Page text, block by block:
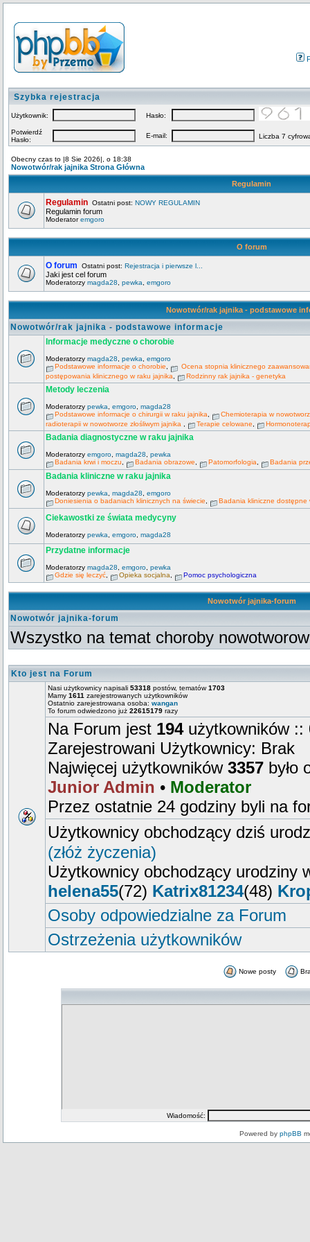
Szybka rejestracja
Użytkownik: Hasło:
Potwierdź
Hasło:
E-mail: Liczba 7
Obecny czas to |8 Sie 2026|, o 18:38
Nowotwór/rak jajnika Strona Główna
Regulamin
Regulamin Ostatni post: NOWY REGULAMIN
Regulamin forum
Moderatoremgoro
O forum
O forum Ostatni post: Rejestracja i pierwsze l...
Jaki jest cel forum
Moderatorzy magda28 pewka emgoro
Nowotwór/rak jajnika - podstawowe
Nowotwór/rak jajnika - podstawowe informacje
Informacje medyczne o chorobie
Moderatorzy magda28 pewka
emgoro
Podstawowe informacje o chorobie
Ocena stopnia klinicznego
postępowania klinicznego w raku jajnika
Rodzinny rak jajnika - genetyka
Metody leczenia
Moderatorzy pewka emgoro magda28
Podstawowe informacje o chirurgii w raku jajnika
Chemioterapia w
radioterapii w nowotworze złośliwym jajnika
Terapie celowane
Badania diagnostyczne w raku jajnika
Moderatorzy emgoro magda28
pewka
Badania krwi i moczu
Badania obrazowe Patomorfologia Badania
Badania kliniczne w raku jajnika
Moderatorzy pewka magda28
emgoro
Doniesienia o badaniach klinicznych na świecie
Badania kliniczne dostępne
Ciekawostki ze świata medycyny
Moderatorzy pewka emgoro magda28
Przydatne informacje
Moderatorzy magda28 emgoro pewka
Gdzie się leczyć
Opieka socjalna Pomoc psychologiczna
Nowotwór jajnika-forum
Nowotwór jajnika-forum
Wszystko na temat choroby
Kto jest na Forum
Nasi użytkownicy napisali 53318 postów, tematów1703
Mamy 1611 zarejestrowanych użytkowników
Ostatnio zarejestrowana osoba: wangan
To forum odwiedzono już 22615179 razy
Na Forum jest 194użytkowników ::
Zarejestrowani Użytkownicy: Brak
Najwięcej użytkowników 3357 było
Junior Admin • Moderator
Przez ostatnie 24 godziny byli na
Użytkownicy obchodzący dziś
(złóż życzenia)
Użytkownicy obchodzący urodziny
helena55(72) Katrix81234(48)
Osoby odpowiedzialne za Forum
Ostrzeżenia użytkowników
Nowe posty
Wiadomość:
Powered by phpBB